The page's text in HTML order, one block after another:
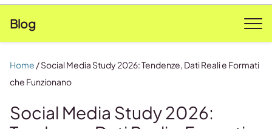
Blog
Social Media Study 2026:
Home /Social Media Study 2026: Tendenze, Dati Reali e Formati
che Funzionano